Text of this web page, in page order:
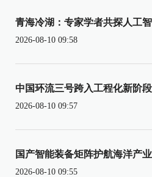
青海冷湖：专家学者共探人工
2026-08-10 09:58
中国环流三号跨入工程化新阶段
2026-08-10 09:57
国产智能装备矩阵护航海洋产
2026-08-10 09:55